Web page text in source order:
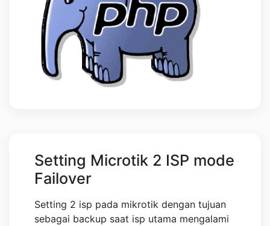
Setting Microtik 2 ISP mode
Failover
Setting 2 isp pada mikrotik dengan tujuan
sebagai backup saat isp utama mengalami